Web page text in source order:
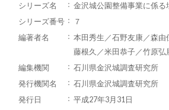
シリーズ名
金沢城公園整備事業に係
シリーズ番号
７
編著者名
本田秀生／石野友康／森由
藤根久／米田恭子／竹原弘
編集機関
石川県金沢城調査研究所
発行機関名
石川県金沢城調査研究所
発行日
平成27年3月31日